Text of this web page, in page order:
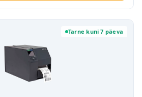
Tarne kuni 7 päeva